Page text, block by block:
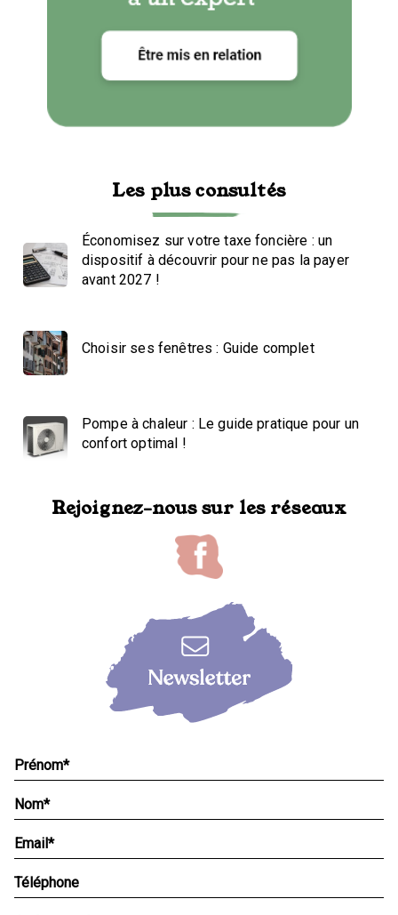
Les plus consultés
Économisez sur votre taxe foncière : un
dispositif à découvrir pour ne pas la payer
avant 2027 !
Choisir ses fenêtres : Guide complet
Pompe à chaleur : Le guide pratique pour un
confort optimal !
Rejoignez-nous sur les réseaux